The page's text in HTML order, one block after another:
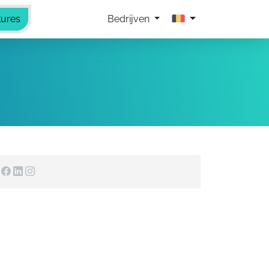
Bedrijven